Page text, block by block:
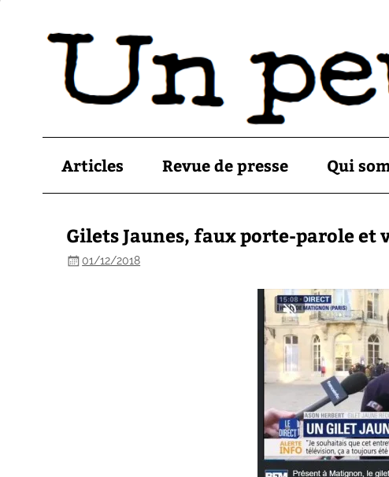
Articles Revue de presse Qui
Gilets Jaunes, faux porte-parole et
01/12/2018